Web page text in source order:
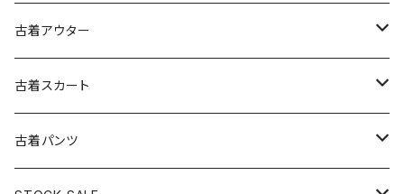
古着キャミソールワンピース
古着ベアトップワンピース
古着オールインワン
古着ノースリーブシャツ・ブラウス
古着スウェット
古着パーカー
古着プルオーバー
古着長袖プルオーバー
古着半袖プルオーバー
古着Ｔシャツ
古着長袖Ｔシャツ
古着半袖Ｔシャツ
古着ベスト
古着セーター
古着カーディガン
古着半袖ニット
古着アウター
古着ライトジャケット
古着ライトコート
古着スカート
古着ロング丈スカート (丈76cm-)
古着パンツ